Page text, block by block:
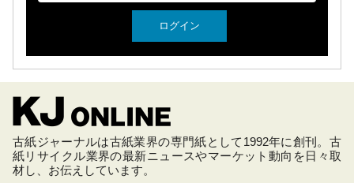
古紙ジャーナルは古紙業界の専門紙として1992年に創刊。古
紙リサイクル業界の最新ニュースやマーケット動向を日々取
材し、お伝えしています。